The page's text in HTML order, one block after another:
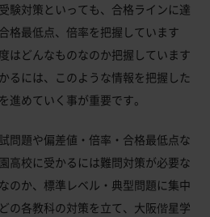
験対策といっても、合格ラインに達
格最低点、倍率を把握しています
はどんなものなのか把握しています
るには、このような情報を把握した
進めていく事が重要です。
問題や偏差値・倍率・合格最低点な
高校に受かるには難問対策が必要な
のか、標準レベル・典型問題に集中
の各教科の対策を立て、大阪偕星学